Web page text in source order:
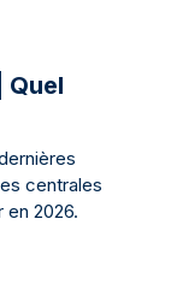
Quel
centrales
2026.